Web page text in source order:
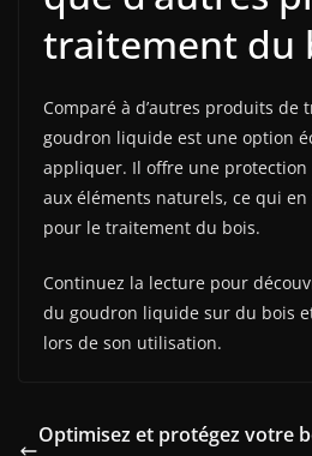
traitement du
Comparé à d’autres produits
goudron liquide est une option
appliquer. Il offre une
aux éléments naturels, ce qui
pour le traitement du bois.
Continuez la lecture pour
du goudron liquide sur du bois
lors de son utilisation.
Optimisez et protégez votre